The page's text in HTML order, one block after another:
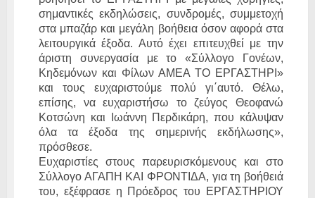
σημαντικές εκδηλώσεις, συνδρομές, συμμετοχή
στα μπαζάρ και μεγάλη βοήθεια όσον αφορά στα
λειτουργικά έξοδα. Αυτό έχει επιτευχθεί με την
άριστη συνεργασία με το «Σύλλογο Γονέων,
Κηδεμόνων και Φίλων ΑΜΕΑ ΤΟ ΕΡΓΑΣΤΗΡΙ»
και τους ευχαριστούμε πολύ γι΄αυτό. Θέλω,
επίσης, να ευχαριστήσω το ζεύγος Θεοφανώ
Κοτσώνη και Ιωάννη Περδικάρη, που κάλυψαν
όλα τα έξοδα της σημερινής εκδήλωσης»,
πρόσθεσε.
Ευχαριστίες στους παρευρισκόμενους και στο
Σύλλογο ΑΓΑΠΗ ΚΑΙ ΦΡΟΝΤΙΔΑ, για τη βοήθειά
του, εξέφρασε η Πρόεδρος του ΕΡΓΑΣΤΗΡΙΟΥ